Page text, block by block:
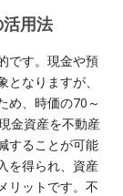
用法
です。現金や預
なりますが、
め、時価の70～
金資産を不動産
することが可能
を得られ、資産
リットです。不